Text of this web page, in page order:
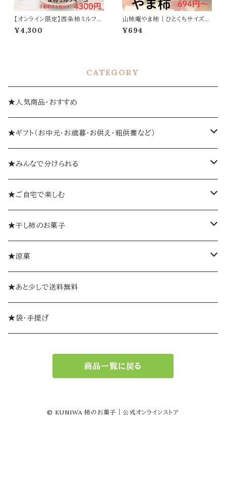
【オンライン限定】西条柿ミルフィ
ーユ＆柿ミルフィーユギフトセッ
ト(3本入)｜干し柿とバターの和
¥4,300
山柿庵やま柿｜ひとくちサイズの
干し柿菓子
¥694
CATEGORY
★人気商品・おすすめ
★ギフト（お中元・お歳暮・お供え・粗供養など）
箱入り
詰め合わせギフト
ゼリーギフト
ミルフィーユギフト
★みんなで分けられる
個包装
個袋
★ご自宅で楽しむ
おひとつから
袋入り
ミルフィーユ（単品）
★干し柿のお菓子
柿巻
やま柿
ミルフィーユ
★涼菓
ゼリー
おひとつから
ようかん
★あと少しで送料無料
★袋・手提げ
商品一覧に戻る
© KUNIWA 柿のお菓子｜公式オンラインストア